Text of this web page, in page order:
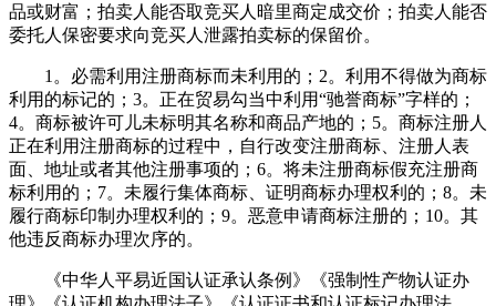
品或财富；拍卖人能否取竞买人暗里商定成交价；拍卖人能否
委托人保密要求向竞买人泄露拍卖标的保留价。
1。必需利用注册商标而未利用的；2。利用不得做为商标
利用的标记的；3。正在贸易勾当中利用“驰誉商标”字样的；
4。商标被许可儿未标明其名称和商品产地的；5。商标注册人
正在利用注册商标的过程中，自行改变注册商标、注册人表
面、地址或者其他注册事项的；6。将未注册商标假充注册商
标利用的；7。未履行集体商标、证明商标办理权利的；8。未
履行商标印制办理权利的；9。恶意申请商标注册的；10。其
他违反商标办理次序的。
《中华人平易近国认证承认条例》《强制性产物认证办